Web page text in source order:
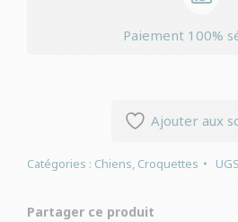
Paiement 100%
Ajouter aux
Catégories : Chiens, Croquettes
Partager ce produit